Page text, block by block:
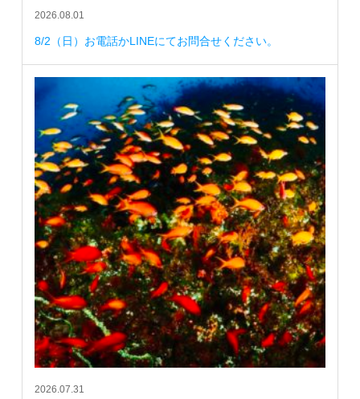
2026.08.01
8/2（日）お電話かLINEにてお問合せください。
2026.07.31